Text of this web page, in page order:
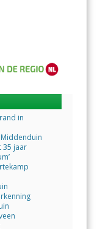
in
35 jaar